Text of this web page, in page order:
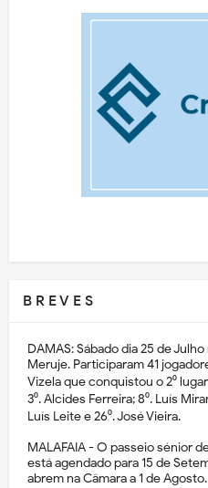
B R E V E S
DAMAS: Sábado dia 25 de
Meruje. Participaram 41
Vizela que conquistou o 2⁰
3⁰. Alcides Ferreira; 8⁰. Luís
Luís Leite e 26⁰. José Vieira.
MALAFAIA - O passeio sénior
está agendado para 15 de
abrem na Câmara a 1 de Agosto.